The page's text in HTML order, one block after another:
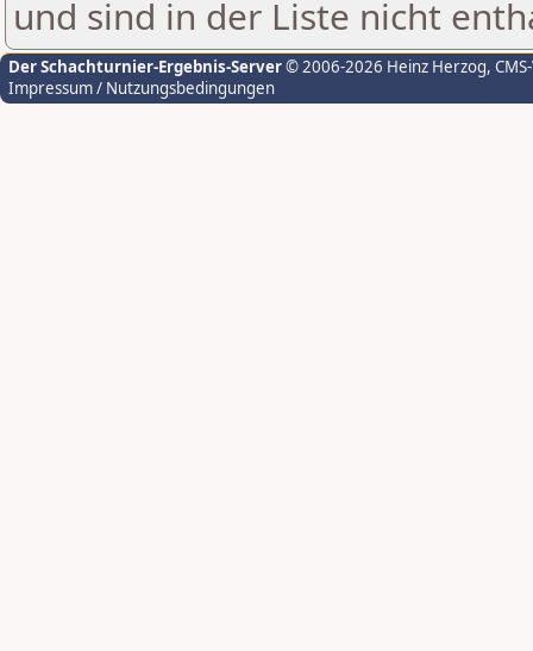
und sind in der Liste nicht
Der Schachturnier-Ergebnis-Server© 2006-2026 Heinz Herzog,
Impressum / Nutzungsbedingungen